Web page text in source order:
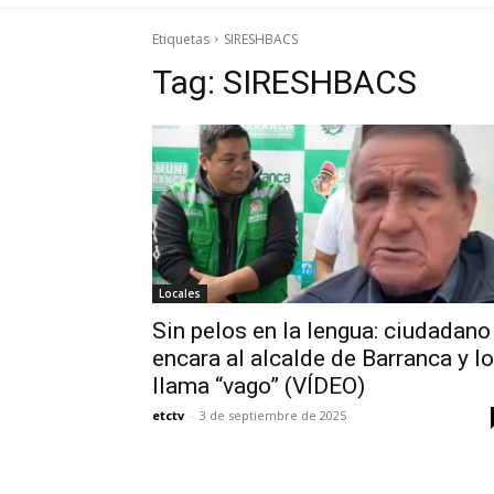
Etiquetas SIRESHBACS
Tag: SIRESHBACS
Locales
Sin pelos en la lengua: ciudadano
encara al alcalde de Barranca y lo
llama “vago” (VÍDEO)
etctv - 3 de septiembre de 2025